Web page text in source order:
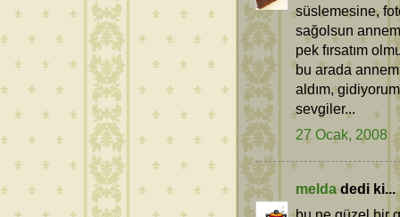
süslemesine,
sağolsun
pek fırsatım
bu arada
aldım,
sevgiler...
27 Ocak, 2008
meldadedi ki...